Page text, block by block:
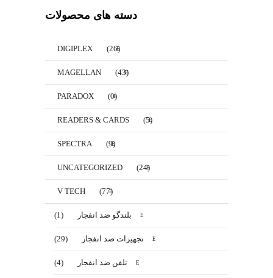
دسته های محصولات
DIGIPLEX (26)
MAGELLAN (43)
PARADOX (0)
READERS & CARDS (5)
SPECTRA (9)
UNCATEGORIZED (24)
V TECH (77)
بلندگو ضد انفجار (1)
تجهیزات ضد انفجار (29)
تلفن ضد انفجار (4)